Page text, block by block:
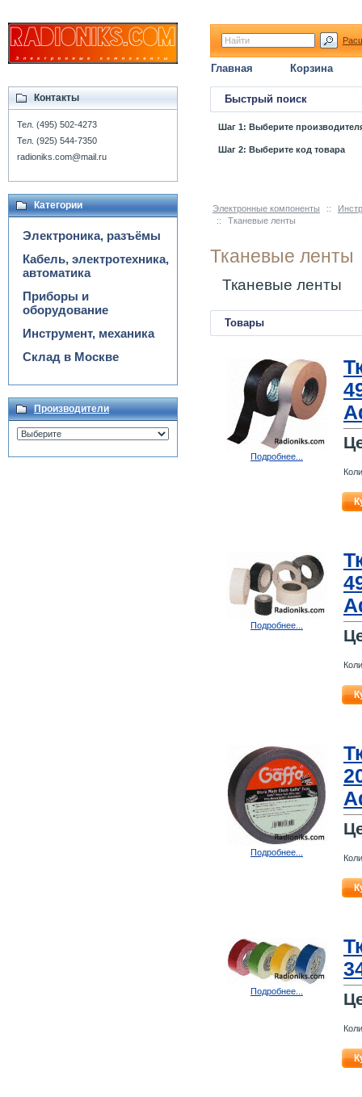
Быстрый поиск
Шаг 1: Выберите
Шаг 2: Выберите код товара
Электронные компоненты ::
::
Тканевые ленты
Тканевые ленты
Тканевые ленты
Товары
Подробнее...
Подробнее...
Подробнее...
Подробнее...
Контакты
Тел. (495) 502-4273
Тел. (925) 544-7350
radioniks.com@mail.ru
Категории
Электроника, разъёмы
Кабель, электротехника,
автоматика
Приборы и
оборудование
Инструмент, механика
Склад в Москве
Производители
Главная Корзина